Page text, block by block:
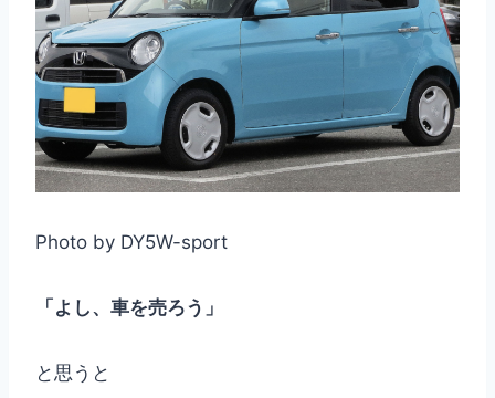
Photo by DY5W-sport
「よし、車を売ろう」
と思うと